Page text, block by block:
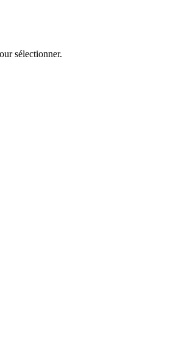
sélectionner.